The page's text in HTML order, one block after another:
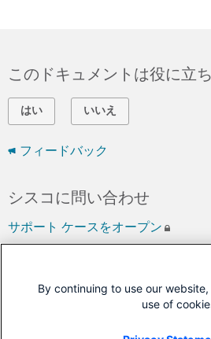
このドキュメントは役に立
はい いいえ
フィードバック
シスコに問い合わせ
サポート ケースをオープン
By continuing to use our
use of